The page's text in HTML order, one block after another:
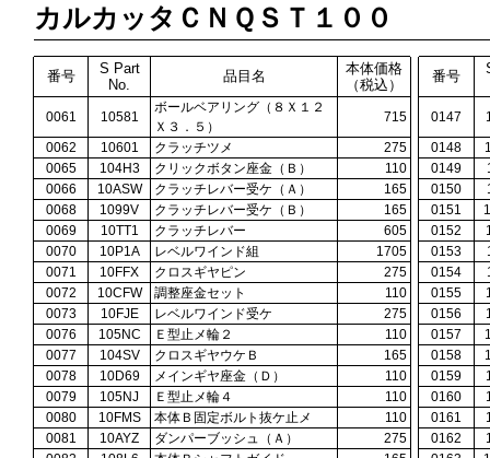
カルカッタＣＮＱＳＴ１００
番号
S Part
No.
品目名
本体価格
（税込）
番号
0061 10581
ボールベアリング（８Ｘ１２
Ｘ３．５）
715 0147
0062
10601 クラッチツメ 275 0148
0065
104H3 クリックボタン座金（Ｂ） 110 0149
0066
10ASW クラッチレバー受ケ（Ａ） 165 0150
0068
1099V クラッチレバー受ケ（Ｂ） 165 0151
0069
10TT1 クラッチレバー 605 0152
0070
10P1A レベルワインド組 1705 0153
0071
10FFX クロスギヤピン 275 0154
0072
10CFW 調整座金セット 110 0155
0073
10FJE レベルワインド受ケ 275 0156
0076
105NC Ｅ型止メ輪２ 110 0157
0077
104SV クロスギヤウケＢ 165 0158
0078
10D69 メインギヤ座金（Ｄ） 110 0159
0079
105NJ Ｅ型止メ輪４ 110 0160
0080
10FMS 本体Ｂ固定ボルト抜ケ止メ 110 0161
0081
10AYZ ダンパーブッシュ（Ａ） 275 0162